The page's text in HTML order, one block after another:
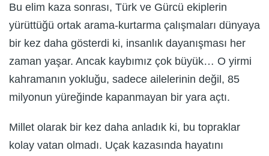
Bu elim kaza sonrası, Türk ve Gürcü ekiplerin
yürüttüğü ortak arama-kurtarma çalışmaları dünyaya
bir kez daha gösterdi ki, insanlık dayanışması her
zaman yaşar. Ancak kaybımız çok büyük… O yirmi
kahramanın yokluğu, sadece ailelerinin değil, 85
milyonun yüreğinde kapanmayan bir yara açtı.
Millet olarak bir kez daha anladık ki, bu topraklar
kolay vatan olmadı. Uçak kazasında hayatını